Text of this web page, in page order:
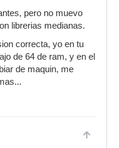
pero no muevo
librerias medianas.
correcta, yo en tu
de 64 de ram, y en el
de maquin, me